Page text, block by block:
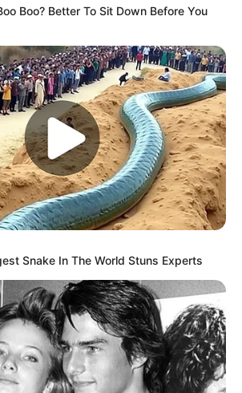
Boo? Better To Sit Down Before You
Snake In The World Stuns Experts